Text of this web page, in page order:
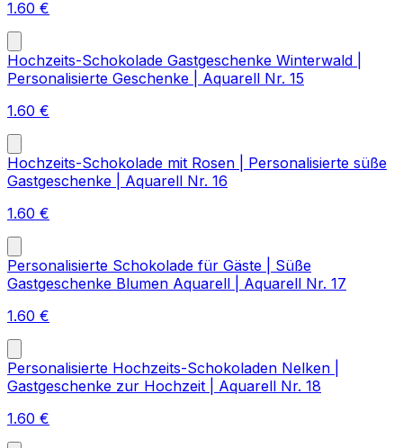
1.60 €
Hochzeits-Schokolade Gastgeschenke Winterwald |
Personalisierte Geschenke | Aquarell Nr. 15
1.60 €
Hochzeits-Schokolade mit Rosen | Personalisierte süße
Gastgeschenke | Aquarell Nr. 16
1.60 €
Personalisierte Schokolade für Gäste | Süße
Gastgeschenke Blumen Aquarell | Aquarell Nr. 17
1.60 €
Personalisierte Hochzeits-Schokoladen Nelken |
Gastgeschenke zur Hochzeit | Aquarell Nr. 18
1.60 €